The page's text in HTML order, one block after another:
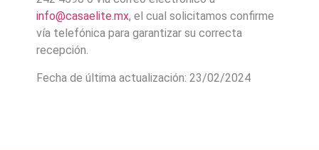
info@casaelite.mx, el cual solicitamos confirme
vía telefónica para garantizar su correcta
recepción.
Fecha de última actualización: 23/02/2024